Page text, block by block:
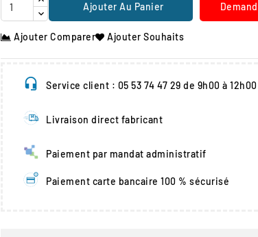
Ajouter Au Panier
Ajouter Comparer Ajouter Souhaits
Service client : 05 53 74 47 29 de 9h00 à 12h00
Livraison direct fabricant
Paiement par mandat administratif
Paiement carte bancaire 100 % sécurisé